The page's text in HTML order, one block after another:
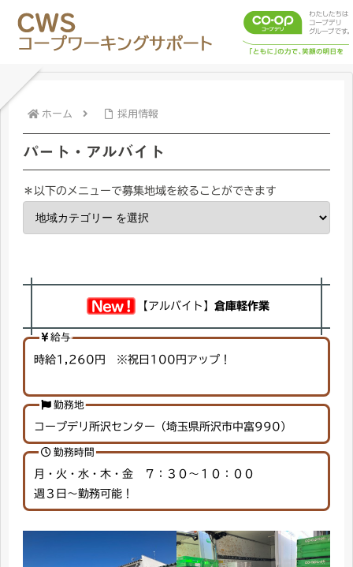
ホーム 採用情報
パート・アルバイト
＊以下のメニューで募集地域を絞ることができます
【アルバイト】 倉庫軽作業
給与
時給1,260円 ※祝日100円アップ！
勤務地
コープデリ所沢センター（埼玉県所沢市中富990）
勤務時間
月・火・水・木・金 ７：３０～１０：００
週３日～勤務可能！